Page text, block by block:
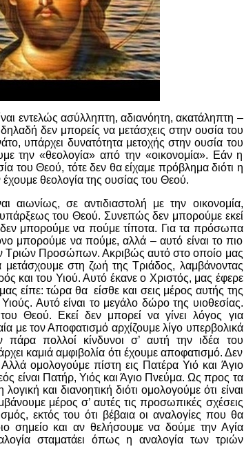
εντελώς ασύλληπτη, αδιανόητη, ακατάληπτη –
δεν μπορείς να μετάσχεις στην ουσία του
υπάρχει δυνατότητα μετοχής στην ουσία του
την «θεολογία» από την «οικονομία». Εάν η
του Θεού, τότε δεν θα είχαμε πρόβλημα διότι η
θεολογία της ουσίας του Θεού.
σε αντιδιαστολή με την οικονομία,
του Θεού. Συνεπώς δεν μπορούμε εκεί
μπορούμε να πούμε τίποτα. Για τα πρόσωπα
μπορούμε να πούμε, αλλά – αυτό είναι το πιο
Τριών Προσώπων. Ακριβώς αυτό στο οποίο μας
στη ζωή της Τριάδος, λαμβάνοντας
και του Υιού. Αυτό έκανε ο Χριστός, μας έφερε
είπε: τώρα θα είσθε και σεις μέρος αυτής της
Αυτό είναι το μεγάλο δώρο της υιοθεσίας.
Θεού.
Εκεί δεν μπορεί να γίνει λόγος για
με τον Αποφατισμό αρχίζουμε λίγο υπερβολικά
πολλοί κίνδυνοι σ’ αυτή την ιδέα του
καμιά αμφιβολία ότι έχουμε αποφατισμό. Δεν
ομολογούμε πίστη εις Πατέρα Υιό και Άγιο
είναι Πατήρ, Υιός και Άγιο Πνεύμα. Ως προς τα
και διανοητική διότι ομολογούμε ότι είναι
μέρος σ’ αυτές τις προσωπικές σχέσεις
εκτός του ότι βέβαια οι αναλογίες που θα
σημείο και αν θελήσουμε να δούμε την Αγία
σταματάει όπως η αναλογία των τριών